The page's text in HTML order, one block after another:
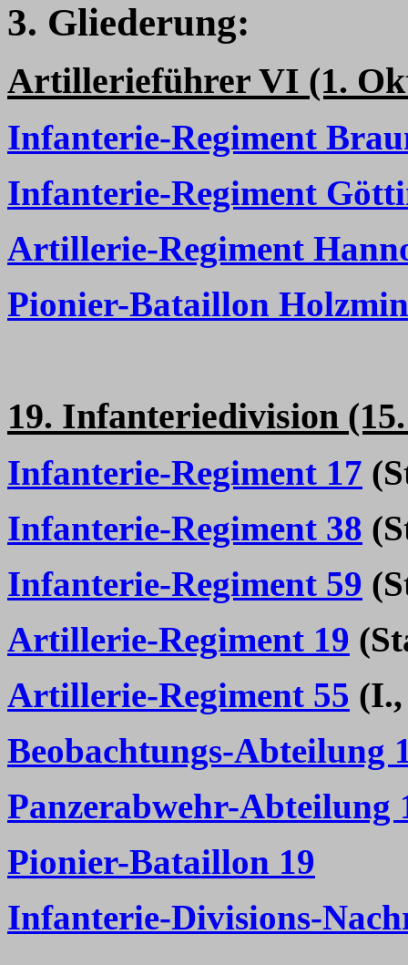
3. Gliederung:
Artillerieführer VI (1.
Infanterie-Regiment
Infanterie-Regiment
Artillerie-Regiment
Pionier-Bataillon
19. Infanteriedivision
Infanterie-Regiment 17
Infanterie-Regiment 38
Infanterie-Regiment 59
Artillerie-Regiment 19
Artillerie-Regiment 55
Beobachtungs-Abteilung
Panzerabwehr-Abteilung
Pionier-Bataillon 19
Infanterie-Divisions-